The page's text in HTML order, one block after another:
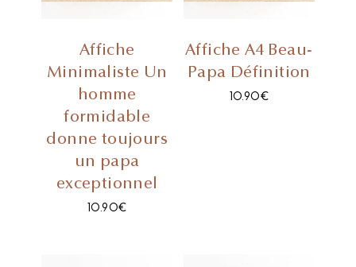
Affiche
Minimaliste Un
homme
formidable
donne toujours
un papa
exceptionnel
10.90€
Affiche A4 Beau-
Papa Définition
10.90€